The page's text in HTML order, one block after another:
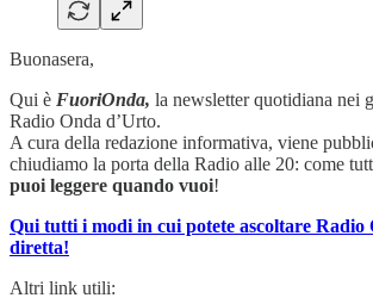
Buonasera,
Qui è FuoriOnda, la newsletter quotidiana nei
Radio Onda d’Urto.
A cura della redazione informativa, viene
chiudiamo la porta della Radio alle 20: come
puoi leggere quando vuoi!
Qui tutti i modi in cui potete ascoltare Radio
diretta!
Altri link utili: